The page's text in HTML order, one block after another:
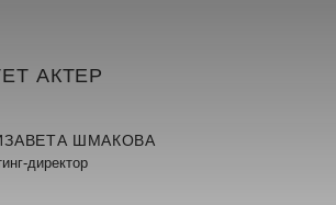
АКТЕР
ШМАКОВА
директор